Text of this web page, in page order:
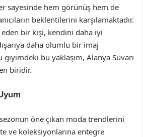
sayesinde hem görünüş hem de
beklentilerini karşılamaktadır.
bir kişi, kendini daha iyi
daha olumlu bir imaj
giyimdeki bu yaklaşım, Alanya Süvari
biridir.
öne çıkan moda trendlerini
ve koleksiyonlarına entegre